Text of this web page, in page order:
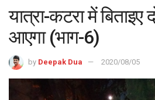
यात्रा-कटरा में बिताइए
आएगा (भाग-6)
by Deepak Dua 2020/08/05